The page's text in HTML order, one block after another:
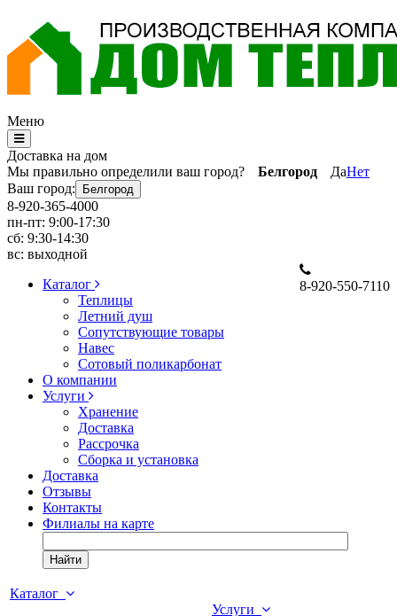
Меню
Доставка на дом
Мы правильно определили ваш город?
Белгород ДаНет
Ваш город:
Белгород
8-920-365-4000
пн-пт: 9:00-17:30
сб: 9:30-14:30
вс: выходной
8-920-550-7110
Каталог
Теплицы
Летний душ
Сопутствующие товары
Навес
Сотовый поликарбонат
О компании
Услуги
Хранение
Доставка
Рассрочка
Сборка и установка
Доставка
Отзывы
Контакты
Филиалы на карте
Найти
Каталог
Услуги